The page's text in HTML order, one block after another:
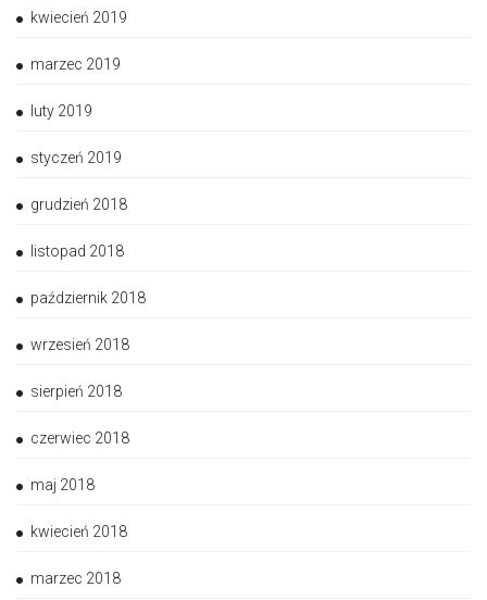
kwiecień 2019
marzec 2019
luty 2019
styczeń 2019
grudzień 2018
listopad 2018
październik 2018
wrzesień 2018
sierpień 2018
czerwiec 2018
maj 2018
kwiecień 2018
marzec 2018